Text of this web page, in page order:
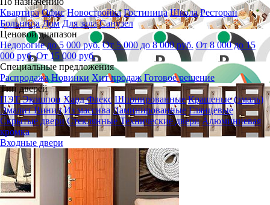
Квартира Офис Новостройка Гостиница Школа Ресторан
Больница Дом Для зала Санузел
Ценовой диапазон
Недорогие до 5 000 руб. От 5 000 до 8 000 руб. От 8 000 до 15
000 руб. От 15 000 руб.
Специальные предложения
Распродажа Новинки Хит продаж Готовое решение
Тип дверей
ПЭТЭкошпон Хард Флекс Шпонированные Крашеные (эмаль)
ЭмалитВинил Из массива Ламинированные Глянцевые
Скрытые двери СтеклянныеТехнические двери Алюминиевая
кромка
Входные двери